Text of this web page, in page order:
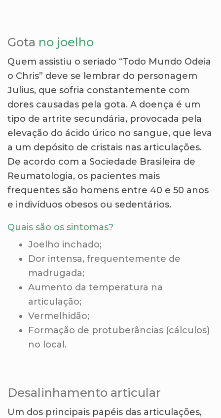
Gota no joelho
Quem assistiu o seriado “Todo Mundo Odeia
o Chris” deve se lembrar do personagem
Julius, que sofria constantemente com
dores causadas pela gota. A doença é um
tipo de artrite secundária, provocada pela
elevação do ácido úrico no sangue, que leva
a um depósito de cristais nas articulações.
De acordo com a Sociedade Brasileira de
Reumatologia, os pacientes mais
frequentes são homens entre 40 e 50 anos
e indivíduos obesos ou sedentários.
Quais são os sintomas?
Joelho inchado;
Dor intensa, frequentemente de
madrugada;
Aumento da temperatura na
articulação;
Vermelhidão;
Formação de protuberâncias (cálculos)
no local.
Desalinhamento articular
Um dos principais papéis das articulações,